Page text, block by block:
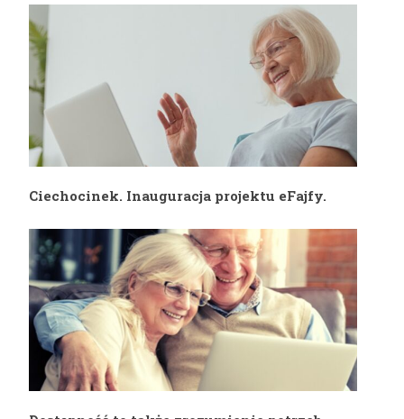
Ciechocinek. Inauguracja projektu eFajfy.